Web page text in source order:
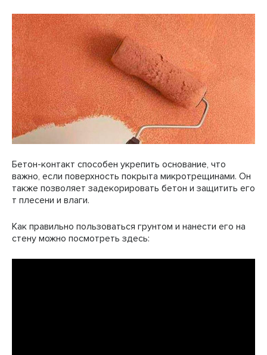
Бетон-контакт способен укрепить основание, что
важно, если поверхность покрыта микротрещинами. Он
также позволяет задекорировать бетон и защитить его
т плесени и влаги.
Как правильно пользоваться грунтом и нанести его на
стену можно посмотреть здесь: